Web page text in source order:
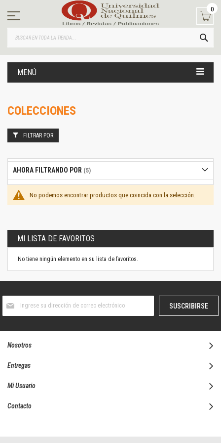
contenido
0
MENÚ
COLECCIONES
No podemos encontrar productos que coincida con la selección.
FILTRAR POR
AHORA FILTRANDO POR
MI LISTA DE FAVORITOS
No tiene ningún elemento en su lista de favoritos.
boletín
SUSCRIBIRSE
Nosotros
Entregas
Mi Usuario
Contacto